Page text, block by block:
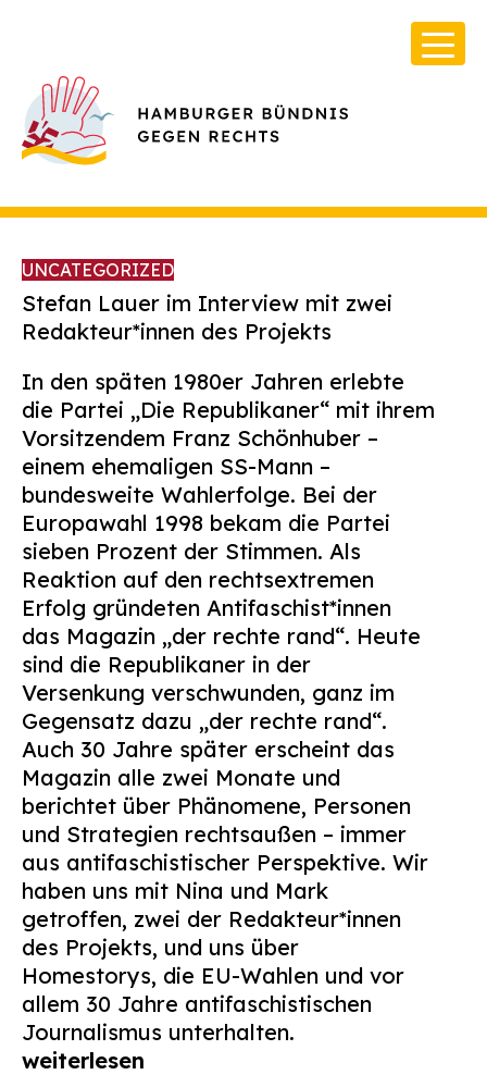
Infos & Broschüren
Archiv
Kontakt
Suchen
nach:
UNCATEGORIZED
Stefan Lauer im Interview mit zwei
Redakteur*innen des Projekts
In den späten 1980er Jahren erlebte
die Partei „Die Republikaner“ mit ihrem
Vorsitzendem Franz Schönhuber –
einem ehemaligen SS-Mann –
bundesweite Wahlerfolge. Bei der
Europawahl 1998 bekam die Partei
sieben Prozent der Stimmen. Als
Reaktion auf den rechtsextremen
Erfolg gründeten Antifaschist*innen
das Magazin „der rechte rand“. Heute
sind die Republikaner in der
Versenkung verschwunden, ganz im
Gegensatz dazu „der rechte rand“.
Auch 30 Jahre später erscheint das
Magazin alle zwei Monate und
berichtet über Phänomene, Personen
und Strategien rechtsaußen – immer
aus antifaschistischer Perspektive. Wir
haben uns mit Nina und Mark
getroffen, zwei der Redakteur*innen
des Projekts, und uns über
Homestorys, die EU-Wahlen und vor
allem 30 Jahre antifaschistischen
Journalismus unterhalten.
weiterlesen